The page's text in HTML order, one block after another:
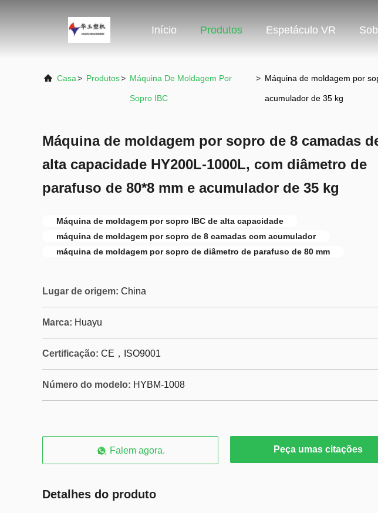
Início Produtos Espetáculo VR
Casa> Produtos> Máquina De Moldagem Por
Sopro IBC
> Máquina de moldagem por
acumulador de 35 kg
Máquina de moldagem por sopro de 8 camadas
alta capacidade HY200L-1000L, com diâmetro de
parafuso de 80*8 mm e acumulador de 35 kg
Máquina de moldagem por sopro IBC de alta capacidade
máquina de moldagem por sopro de 8 camadas com acumulador
máquina de moldagem por sopro de diâmetro de parafuso de 80 mm
Lugar de origem: China
Marca: Huayu
Certificação: CE，ISO9001
Número do modelo: HYBM-1008
Falem agora. Peça umas citações
Detalhes do produto